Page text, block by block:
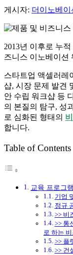
게시자: 더이노베이
2013년 이후로 누
즈니스 이노베이션
스타트업 액셀러레
샵, 시장 문제 발견
안 수립 워크샵 등
의 본질의 탐구, 성
로 심화된 형태의
합니다.
Table of Contents
교육 프로그
기업
정규
>> 비
>> 통
로 하는
>> 플
>> 건